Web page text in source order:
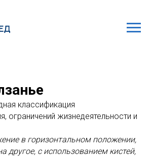
классификация
ограничений жизнедеятельности и
в горизонтальном положении,
другое, с использованием кистей,